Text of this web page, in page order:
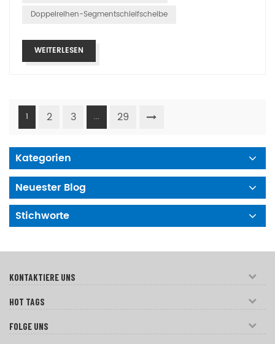
Doppelreihen-Segmentschleifscheibe
WEITERLESEN
1 2 3 ... 29
Kategorien
Neuester Blog
Stichworte
KONTAKTIERE UNS
HOT TAGS
FOLGE UNS